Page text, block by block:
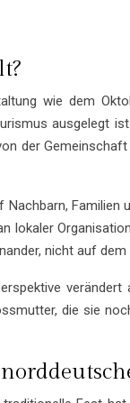
wie dem
ausgelegt
der
Familien
lokaler
nicht auf dem
die sie